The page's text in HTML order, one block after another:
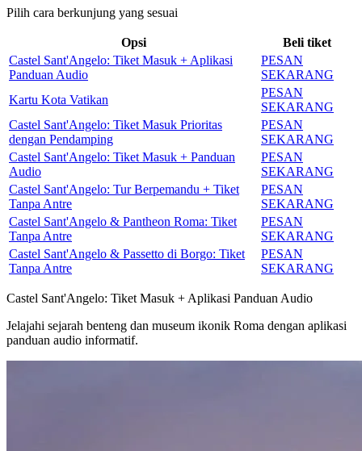
Pilih cara berkunjung yang sesuai
Opsi
Beli tiket
Castel Sant'Angelo: Tiket Masuk + Aplikasi
Panduan Audio
PESAN
SEKARANG
Kartu Kota Vatikan
PESAN
SEKARANG
Castel Sant'Angelo: Tiket Masuk Prioritas
dengan Pendamping
PESAN
SEKARANG
Castel Sant'Angelo: Tiket Masuk + Panduan
Audio
PESAN
SEKARANG
Castel Sant'Angelo: Tur Berpemandu + Tiket
Tanpa Antre
PESAN
SEKARANG
Castel Sant'Angelo & Pantheon Roma: Tiket
Tanpa Antre
PESAN
SEKARANG
Castel Sant'Angelo & Passetto di Borgo: Tiket
Tanpa Antre
PESAN
SEKARANG
Castel Sant'Angelo: Tiket Masuk + Aplikasi Panduan Audio
Jelajahi sejarah benteng dan museum ikonik Roma dengan aplikasi
panduan audio informatif.